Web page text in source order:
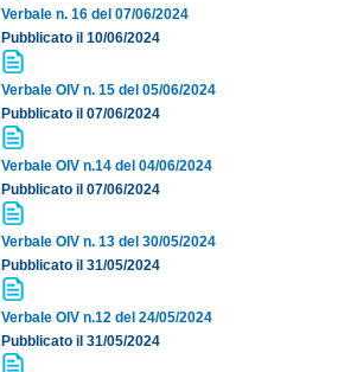
Verbale n. 16 del 07/06/2024
Pubblicato il 10/06/2024
Verbale OIV n. 15 del 05/06/2024
Pubblicato il 07/06/2024
Verbale OIV n.14 del 04/06/2024
Pubblicato il 07/06/2024
Verbale OIV n. 13 del 30/05/2024
Pubblicato il 31/05/2024
Verbale OIV n.12 del 24/05/2024
Pubblicato il 31/05/2024